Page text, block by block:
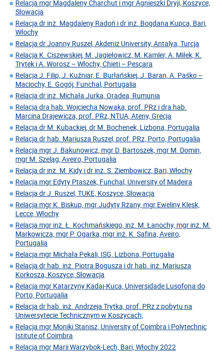
Relacja mgr Magdaleny Charchut i mgr Agnieszki Dryji, Koszyce,
Słowacja
Relacja dr inż. Magdaleny Radoń i dr inż. Bogdana Kupca, Bari,
Włochy
Relacja dr Joanny Ruszel, Akdeniz University, Antalya, Turcja
Relacja K. Ciszewskiej, M. Jagiełowicz, M. Kamler, A. Miłek, K.
Trytek i A. Worosz – Włochy, Chieti – Pescara
Relacja J. Filip, J. Kuźniar, E. Burłańskiej, J. Baran, A. Paśko –
Maciochy, E. Gogój, Funchal, Portugalia
Relacja dr inż. Michała Jurka, Oradea, Rumunia
Relacja dra hab. Wojciecha Nowaka, prof. PRz i dra hab.
Marcina Drajewicza, prof. PRz, NTUA, Ateny, Grecja
Relacja dr M. Kubackiej, dr M. Bochenek, Lizbona, Portugalia
Relacja dr hab. Mariusza Ruszel, prof. PRz, Porto, Portugalia
Relacja mgr J. Bakunowicz, mgr D. Bartoszek, mgr M. Domin,
mgr M. Szeląg, Aveiro, Portugalia
Relacja dr inż. M. Kidy i dr inż. S. Ziembowicz, Bari, Włochy
Relacja mgr Edyty Ptaszek, Funchal, University of Madeira
Relacja dr J. Ruszel, TUKE, Koszyce, Słowacja
Relacja mgr K. Biskup, mgr Judyty Rżany, mgr Eweliny Klęsk,
Lecce, Włochy
Relacja mgr inż. Ł. Kochmańskiego, inż. M. Łanochy, mgr inż. M.
Markowicza, mgr P. Ogarka, mgr inż. K. Safina, Aveiro,
Portugalia
Relacja mgr Michała Pękali, ISG, Lizbona, Portugalia
Relacja dr hab. inż. Piotra Bogusza i dr hab. inż. Mariusza
Korkosza, Koszyce, Słowacja
Relacja mgr Katarzyny Kadaj-Kuca, Universidade Lusofona do
Porto, Portugalia
Relacja dr hab. inż. Andrzeja Trytka, prof. PRz z pobytu na
Uniwersytecie Technicznym w Koszycach,
Relacja mgr Moniki Stanisz, University of Coimbra i Polytechnic
Istitute of Coimbra
Relacja mgr Marii Warzybok-Lech, Bari, Włochy 2022